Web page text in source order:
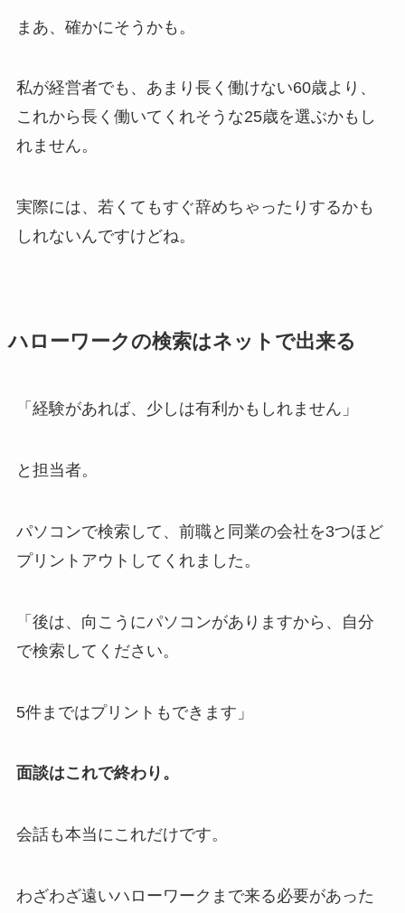
まあ、確かにそうかも。
私が経営者でも、あまり長く働けない60歳より、
これから長く働いてくれそうな25歳を選ぶかもし
れません。
実際には、若くてもすぐ辞めちゃったりするかも
しれないんですけどね。
ハローワークの検索はネットで出来る
「経験があれば、少しは有利かもしれません」
と担当者。
パソコンで検索して、前職と同業の会社を3つほど
プリントアウトしてくれました。
「後は、向こうにパソコンがありますから、自分
で検索してください。
5件まではプリントもできます」
面談はこれで終わり。
会話も本当にこれだけです。
わざわざ遠いハローワークまで来る必要があった